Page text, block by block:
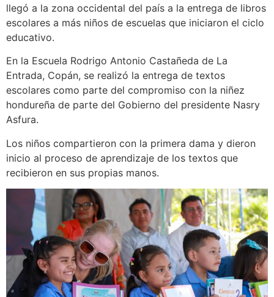
llegó a la zona occidental del país a la entrega de libros
escolares a más niños de escuelas que iniciaron el ciclo
educativo.
En la Escuela Rodrigo Antonio Castañeda de La
Entrada, Copán, se realizó la entrega de textos
escolares como parte del compromiso con la niñez
hondureña de parte del Gobierno del presidente Nasry
Asfura.
Los niños compartieron con la primera dama y dieron
inicio al proceso de aprendizaje de los textos que
recibieron en sus propias manos.